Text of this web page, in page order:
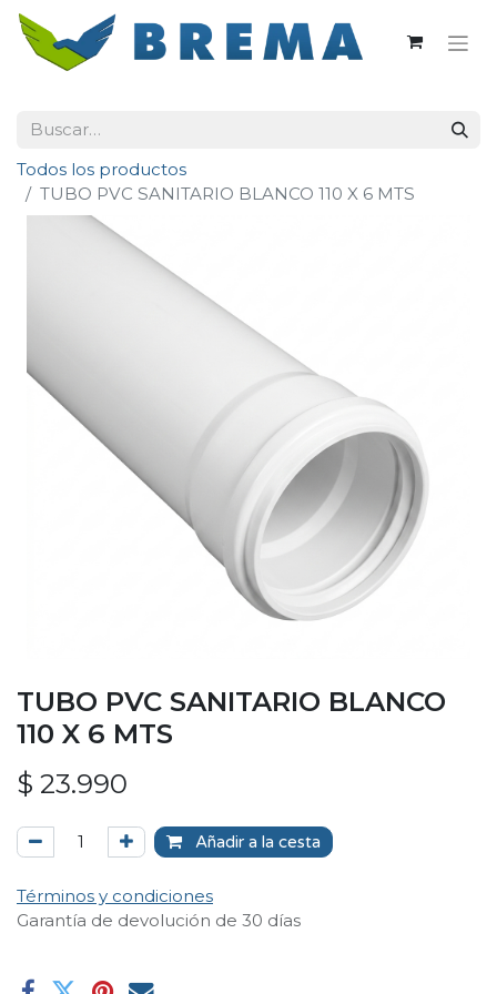
Todos los productos
TUBO PVC SANITARIO BLANCO 110 X 6 MTS
TUBO PVC SANITARIO BLANCO
110 X 6 MTS
$ 23.990
Añadir a la cesta
Términos y condiciones
Garantía de devolución de 30 días